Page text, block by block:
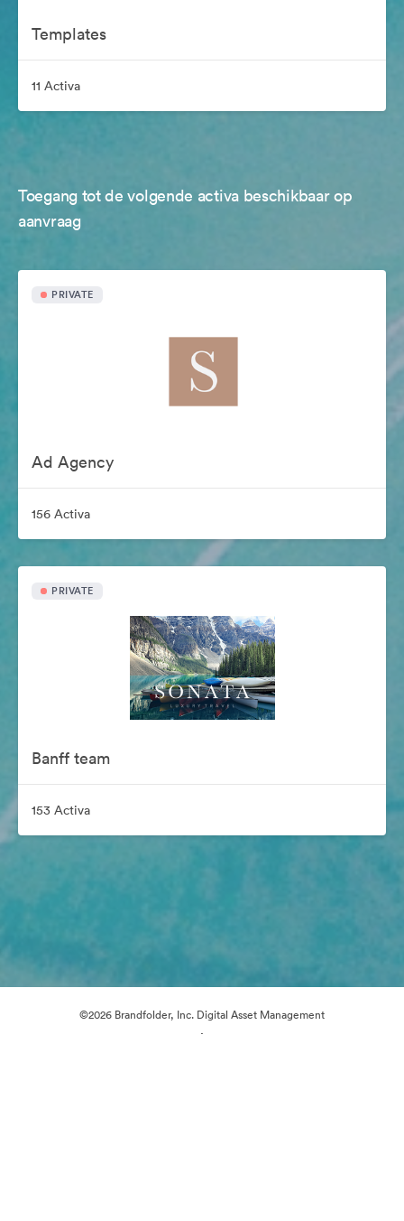
Templates
11 Activa
Toegang tot de volgende activa beschikbaar op
aanvraag
PRIVATE
Ad Agency
156 Activa
PRIVATE
Banff team
153 Activa
©2026 Brandfolder, Inc. Digital Asset Management
·